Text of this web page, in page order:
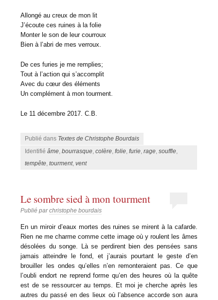
Allongé au creux de mon lit
J’écoute ces ruines à la folie
Monter le son de leur courroux
Bien à l’abri de mes verroux.
De ces furies je me remplies;
Tout à l’action qui s’accomplit
Avec du cœur des éléments
Un complément à mon tourment.
Le 11 décembre 2017. C.B.
Publié dans Textes de Christophe Bourdais
Identifiéâme ,bourrasque ,colère ,folie ,furie ,rage ,souffle
tempête ,tourment,vent
Le sombre sied à mon tourment
Publié parchristophe bourdais
En un miroir d’eaux mortes des ruines se mirent à la cafarde.
Rien ne me charme comme cette image où y roulent les âmes
désolées du songe. Là se perdirent bien des pensées sans
jamais atteindre le fond, et j’aurais pourtant le geste d’en
brouiller les ondes qu’elles n’en remonteraient pas. Ce que
l’oubli endort ne reprend forme qu’en des heures où la quête
est de se ressourcer au temps. Et moi je cherche après les
autres du passé en des lieux où l’absence accorde son aura